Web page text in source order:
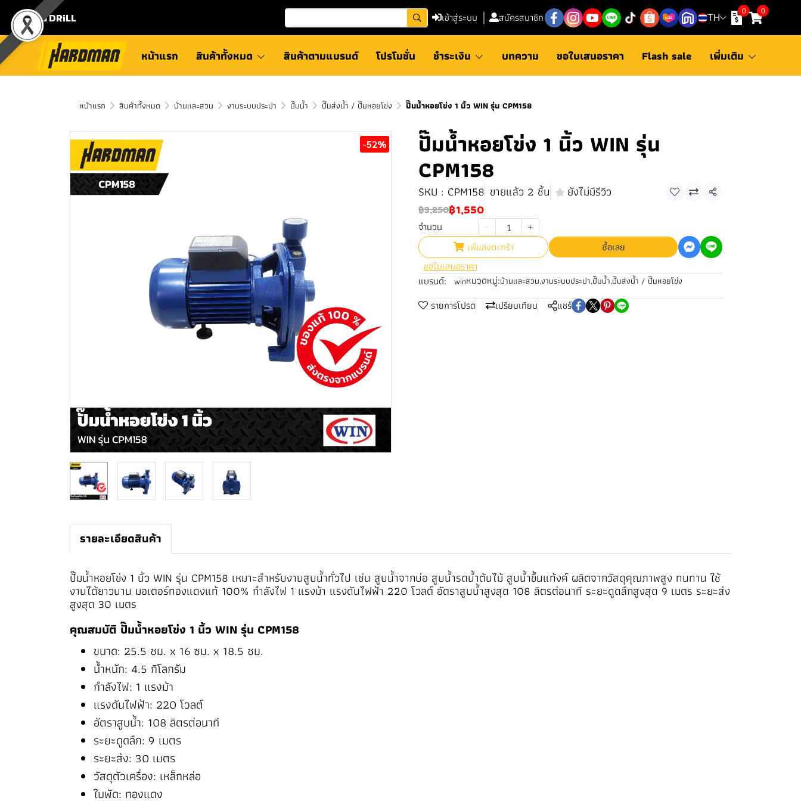
⛾ DRiLL เข้าสู่ระบบ สมัครสมาชิก TH
0 0
หน้าแรก สินค้าทั้งหมด สินค้าตามแบรนด์ โปรโมชั่น ชำระเงิน บทความ ขอใบเสนอราคา Flash sale เพิ่มเติม
หน้าแรก สินค้าทั้งหมด บ้านและสวน งานระบบประปา ปั๊มน้ำ ปั๊มส่งน้ำ / ปั๊มหอยโข่ง ปั๊มน้ำหอยโข่ง 1 นิ้ว WIN รุ่น CPM158
-52% ปั๊มน้ำหอยโข่ง 1 นิ้ว WIN รุ่น
CPM158
SKU : CPM158 ขายแล้ว 2 ชิ้น ยังไม่มีรีวิว
แชร์
฿3,250฿1,550
จำนวน
เพิ่มลงตะกร้า
ซื้อเลย
ขอใบเสนอราคา
แบรนด์:
winหมวดหมู่:บ้านและสวน,งานระบบประปา,ปั๊มน้ำ,ปั๊มส่งน้ำ / ปั๊มหอยโข่ง
รายการโปรด เปรียบเทียบ แชร์
รายละเอียดสินค้า
ปั๊มน้ำหอยโข่ง 1 นิ้ว WIN รุ่น CPM158 เหมาะสำหรับงานสูบน้ำทั่วไป เช่น สูบน้ำจากบ่อ สูบน้ำรดน้ำต้นไม้ สูบน้ำขึ้นแท้งค์ ผลิตจากวัสดุคุณภาพสูง ทนทาน ใช้
งานได้ยาวนาน มอเตอร์ทองแดงแท้ 100% กำลังไฟ 1 แรงม้า แรงดันไฟฟ้า 220 โวลต์ อัตราสูบน้ำสูงสุด 108 ลิตรต่อนาที ระยะดูดลึกสูงสุด 9 เมตร ระยะส่ง
สูงสุด 30 เมตร
คุณสมบัติ ปั๊มน้ำหอยโข่ง 1 นิ้ว WIN รุ่น CPM158
ขนาด: 25.5 ซม. x 16 ซม. x 18.5 ซม.
น้ำหนัก: 4.5 กิโลกรัม
กำลังไฟ: 1 แรงม้า
แรงดันไฟฟ้า: 220 โวลต์
อัตราสูบน้ำ: 108 ลิตรต่อนาที
ระยะดูดลึก: 9 เมตร
ระยะส่ง: 30 เมตร
วัสดุตัวเครื่อง: เหล็กหล่อ
ใบพัด: ทองแดง